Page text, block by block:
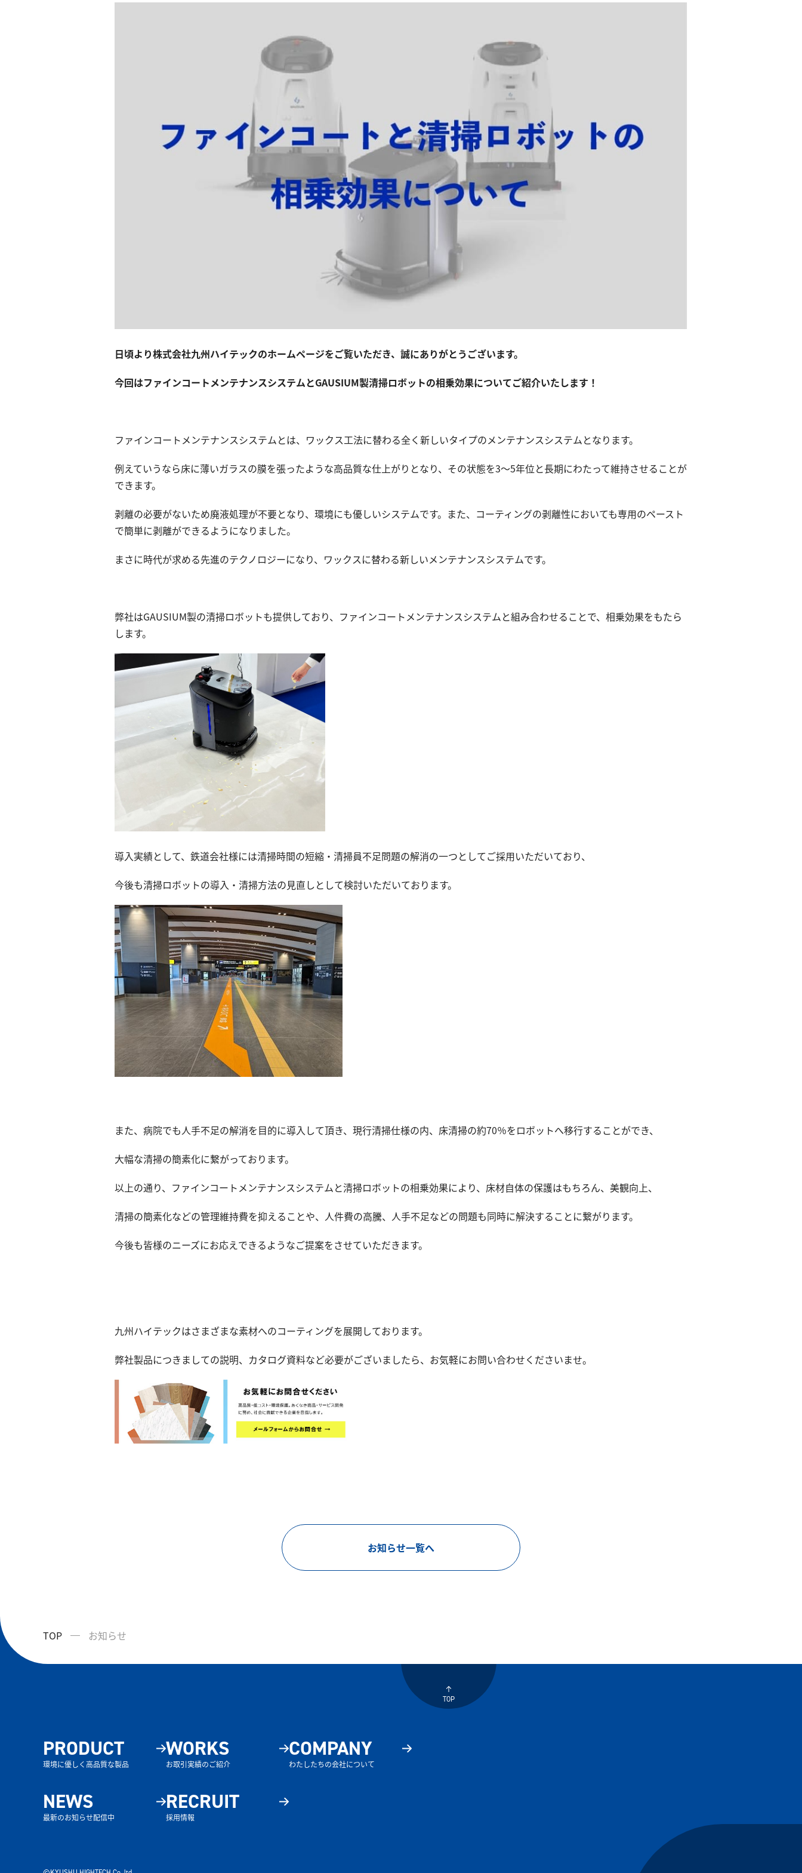
日頃より株式会社九州ハイテックのホームページをご覧いただき、誠にありがとうございます。
今回はファインコートメンテナンスシステムとGAUSIUM製清掃ロボットの相乗効果についてご紹介いたします！
ファインコートメンテナンスシステムとは、ワックス工法に替わる全く新しいタイプのメンテナンスシステムとなります。
例えていうなら床に薄いガラスの膜を張ったような高品質な仕上がりとなり、その状態を3～5年位と長期にわたって維持させることが
できます。
剥離の必要がないため廃液処理が不要となり、環境にも優しいシステムです。また、コーティングの剥離性においても専用のペースト
で簡単に剥離ができるようになりました。
まさに時代が求める先進のテクノロジーになり、ワックスに替わる新しいメンテナンスシステムです。
弊社はGAUSIUM製の清掃ロボットも提供しており、ファインコートメンテナンスシステムと組み合わせることで、相乗効果をもたら
します。
導入実績として、鉄道会社様には清掃時間の短縮・清掃員不足問題の解消の一つとしてご採用いただいており、
今後も清掃ロボットの導入・清掃方法の見直しとして検討いただいております。
また、病院でも人手不足の解消を目的に導入して頂き、現行清掃仕様の内、床清掃の約70％をロボットへ移行することができ、
大幅な清掃の簡素化に繋がっております。
以上の通り、ファインコートメンテナンスシステムと清掃ロボットの相乗効果により、床材自体の保護はもちろん、美観向上、
清掃の簡素化などの管理維持費を抑えることや、人件費の高騰、人手不足などの問題も同時に解決することに繋がります。
今後も皆様のニーズにお応えできるようなご提案をさせていただきます。
九州ハイテックはさまざまな素材へのコーティングを展開しております。
弊社製品につきましての説明、カタログ資料など必要がございましたら、お気軽にお問い合わせくださいませ。
お知らせ一覧へ
TOP お知らせ
PRODUCT
環境に優しく高品質な製品
WORKS
お取引実績のご紹介
COMPANY
わたしたちの会社について
NEWS
最新のお知らせ配信中
RECRUIT
採用情報
TOP